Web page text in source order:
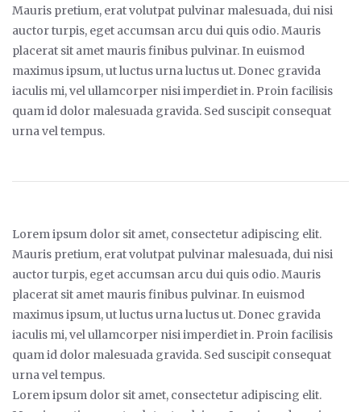
Mauris pretium, erat volutpat pulvinar malesuada, dui nisi
auctor turpis, eget accumsan arcu dui quis odio. Mauris
placerat sit amet mauris finibus pulvinar. In euismod
maximus ipsum, ut luctus urna luctus ut. Donec gravida
iaculis mi, vel ullamcorper nisi imperdiet in. Proin facilisis
quam id dolor malesuada gravida. Sed suscipit consequat
urna vel tempus.
Lorem ipsum dolor sit amet, consectetur adipiscing elit.
Mauris pretium, erat volutpat pulvinar malesuada, dui nisi
auctor turpis, eget accumsan arcu dui quis odio. Mauris
placerat sit amet mauris finibus pulvinar. In euismod
maximus ipsum, ut luctus urna luctus ut. Donec gravida
iaculis mi, vel ullamcorper nisi imperdiet in. Proin facilisis
quam id dolor malesuada gravida. Sed suscipit consequat
urna vel tempus.
Lorem ipsum dolor sit amet, consectetur adipiscing elit.